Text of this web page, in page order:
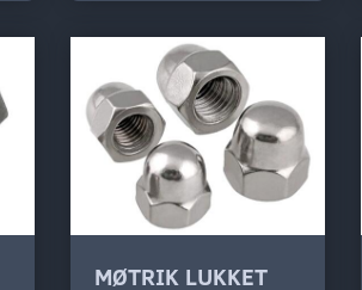
MØTRIK LUKKET